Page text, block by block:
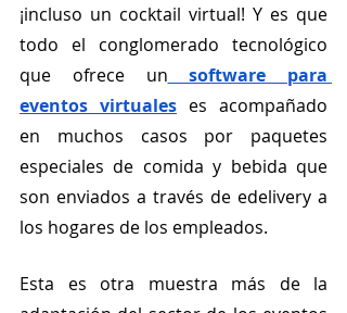
¡incluso un cocktail virtual! Y es que
todo el conglomerado tecnológico
que ofrece un software para
eventos virtuales es acompañado
en muchos casos por paquetes
especiales de comida y bebida que
son enviados a través de edelivery a
los hogares de los empleados.
Esta es otra muestra más de la